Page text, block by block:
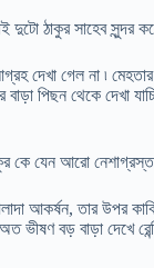
দুটো ঠাকুর সাহেব সুন্দর
দেখা গেল না ৷
পিছন থেকে দেখা
কে যেন আরো
আকর্ষন, তার উপর
অত ভীষণ বড় বাড়া দেখে